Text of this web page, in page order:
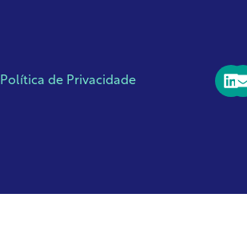
Política de Privacidade